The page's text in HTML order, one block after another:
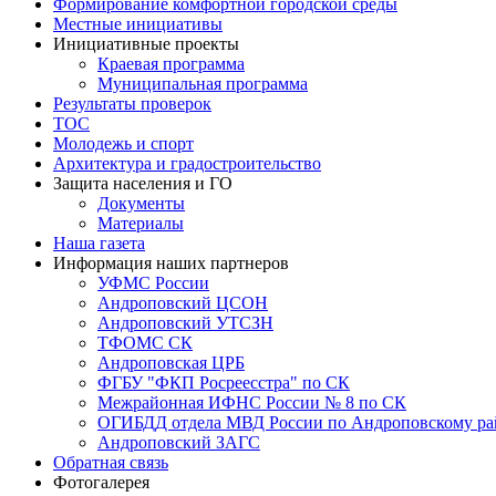
Местные инициативы
Инициативные проекты
Краевая программа
Муниципальная программа
Результаты проверок
ТОС
Молодежь и спорт
Архитектура и градостроительство
Защита населения и ГО
Документы
Материалы
Наша газета
Информация наших партнеров
УФМС России
Андроповский ЦСОН
Андроповский УТСЗН
ТФОМС СК
Андроповская ЦРБ
ФГБУ "ФКП Росреесстра" по СК
Межрайонная ИФНС России № 8 по СК
ОГИБДД отдела МВД России по Андроповскому
Андроповский ЗАГС
Обратная связь
Фотогалерея